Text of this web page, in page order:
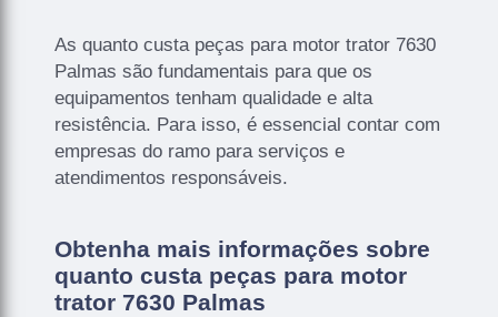
As quanto custa peças para motor trator 7630
Palmas são fundamentais para que os
equipamentos tenham qualidade e alta
resistência. Para isso, é essencial contar com
empresas do ramo para serviços e
atendimentos responsáveis.
Obtenha mais informações sobre
quanto custa peças para motor
trator 7630 Palmas